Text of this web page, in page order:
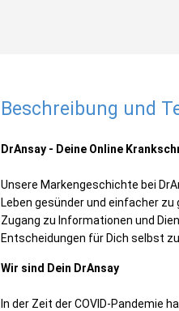
Beschreibung und
DrAnsay - Deine Online
Unsere Markengeschichte bei
Leben gesünder und einfacher
Zugang zu Informationen und
Entscheidungen für Dich selbst
Wir sind Dein DrAnsay
In der Zeit der COVID-Pandemie